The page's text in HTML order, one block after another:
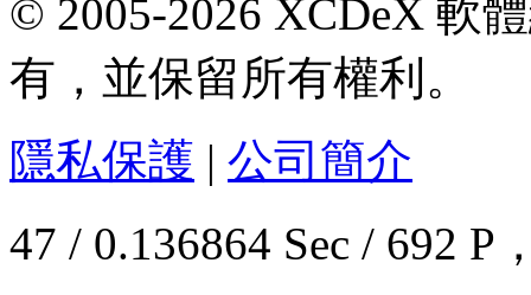
© 2005-2026 XCDeX 軟
有，並保留所有權利。
隱私保護 | 公司簡介
47 / 0.136864 Sec / 692